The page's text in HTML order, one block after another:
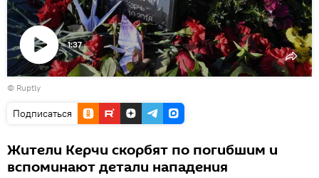
Воспроизвести
видео
1:37
© Ruptly
Подписаться
Жители Керчи скорбят по погибшим и
вспоминают детали нападения